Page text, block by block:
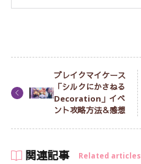
ブレイクマイケース
「シルクにかさねる
Decoration」イベ
ント攻略方法＆感想
関連記事 Related articles